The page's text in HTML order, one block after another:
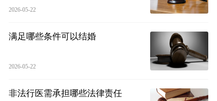
2026-05-22
满足哪些条件可以结婚
2026-05-22
非法行医需承担哪些法律责任